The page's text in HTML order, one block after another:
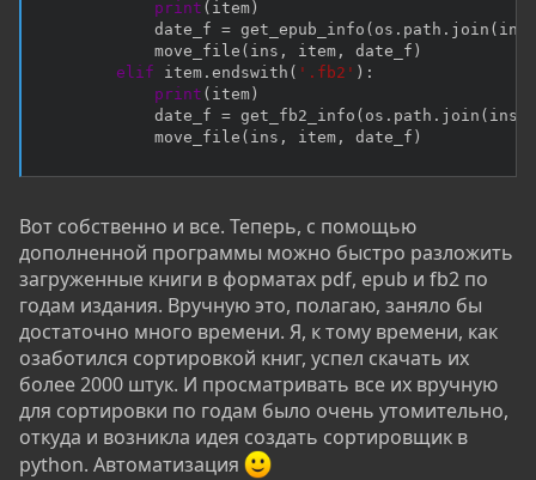
print ( item )
            date_f
= get_epub_info ( os . path . join ( ins
            move_file
( ins , item , date_f )
elif item . endswith ( '.fb2' ) :
print ( item )
            date_f
= get_fb2_info ( os . path . join ( ins
            move_file
( ins , item , date_f )
Вот собственно и все. Теперь, с помощью
дополненной программы можно быстро разложить
загруженные книги в форматах pdf, epub и fb2 по
годам издания. Вручную это, полагаю, заняло бы
достаточно много времени. Я, к тому времени, как
озаботился сортировкой книг, успел скачать их
более 2000 штук. И просматривать все их вручную
для сортировки по годам было очень утомительно,
откуда и возникла идея создать сортировщик в
python. Автоматизация